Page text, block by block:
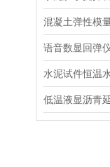
语音数显回弹